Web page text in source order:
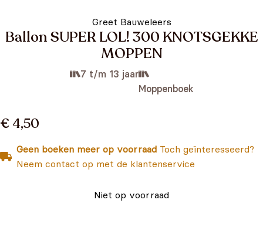
Greet Bauweleers
Ballon SUPER LOL! 300 KNOTSGEKKE
MOPPEN
7 t/m 13 jaar
Moppenboek
€ 4,50
Geen boeken meer op voorraad Toch geïnteresseerd?
Neem contact op met de klantenservice
Niet op voorraad